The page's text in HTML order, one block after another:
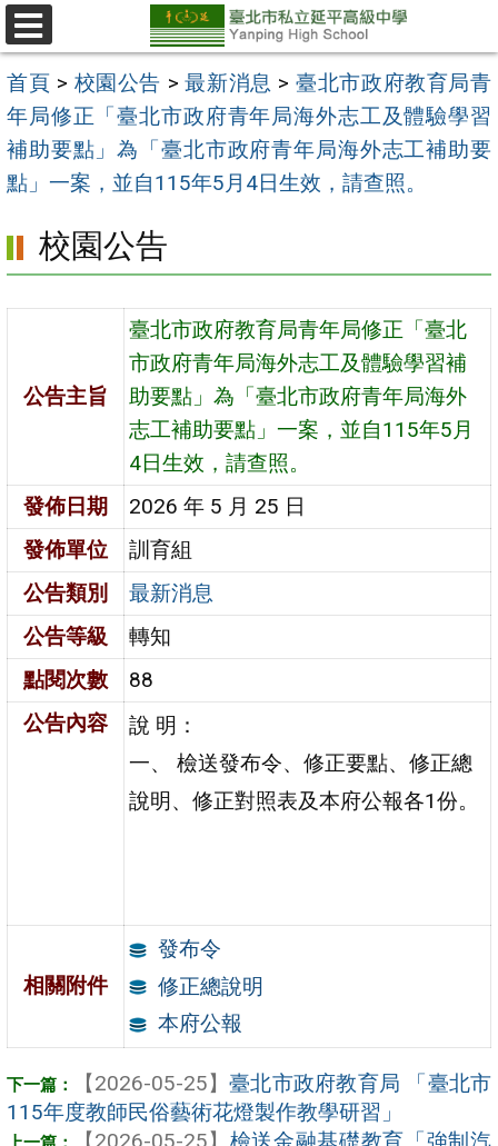
跳
至
主
要
內
容
選
單
首頁 > 校園公告 >最新消息 > 臺北市政府教育局青
年局修正「臺北市政府青年局海外志工及體驗學習
補助要點」為「臺北市政府青年局海外志工補助要
點」一案，並自115年5月4日生效，請查照。
校園公告
公告主旨
臺北市政府教育局青年局修正「臺北
市政府青年局海外志工及體驗學習補
助要點」為「臺北市政府青年局海外
志工補助要點」一案，並自115年5月
4日生效，請查照。
發佈日期
2026 年 5 月 25 日
發佈單位
訓育組
公告類別
最新消息
公告等級
轉知
點閱次數
88
公告內容
說 明：
一、 檢送發布令、修正要點、修正總
說明、修正對照表及本府公報各1份。
相關附件
發布令
修正總說明
本府公報
【2026-05-25】 臺北市政府教育局 「臺北市
115年度教師民俗藝術花燈製作教學研習」